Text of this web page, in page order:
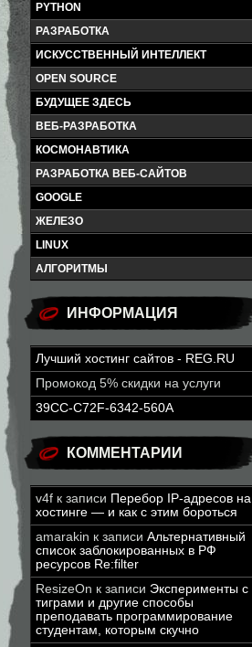
PYTHON
РАЗРАБОТКА
ИСКУССТВЕННЫЙ ИНТЕЛЛЕКТ
OPEN SOURCE
БУДУЩЕЕ ЗДЕСЬ
ВЕБ-РАЗРАБОТКА
КОСМОНАВТИКА
РАЗРАБОТКА ВЕБ-САЙТОВ
GOOGLE
ЖЕЛЕЗО
LINUX
АЛГОРИТМЫ
ИНФОРМАЦИЯ
Лучший хостинг сайтов - REG.RU
Промокод 5% скидки на услуги
39CC-C72F-6342-560A
КОММЕНТАРИИ
v4f к записи Перебор IP-адресов на
хостинге — и как с этим бороться
amarakin к записи Альтернативный
список заблокированных в РФ
ресурсов Re:filter
ResizeOn к записи Эксперименты с
тиграми и другие способы
преподавать программирование
студентам, которым скучно